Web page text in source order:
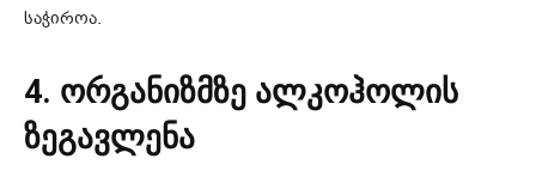
საჭიროა.
4. ორგანიზმზე ალკოჰოლის
ზეგავლენა